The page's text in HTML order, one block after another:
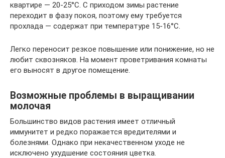
квартире — 20-25°С. С приходом зимы растение
переходит в фазу покоя, поэтому ему требуется
прохлада — содержат при температуре 15-16°С.
Легко переносит резкое повышение или понижение, но не
любит сквозняков. На момент проветривания комнаты
его выносят в другое помещение.
Возможные проблемы в выращивании
молочая
Большинство видов растения имеет отличный
иммунитет и редко поражается вредителями и
болезнями. Однако при некачественном уходе не
исключено ухудшение состояния цветка.